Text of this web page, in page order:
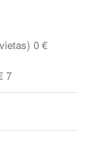
0 €
7